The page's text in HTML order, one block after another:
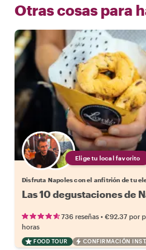
Otras cosas para
Elige tu local favorito
Disfruta Napoles con el anfitrión de tu
Las 10 degustaciones de
736 reseñas • €92.37 por
horas
FOOD TOUR CONFIRMACIÓN